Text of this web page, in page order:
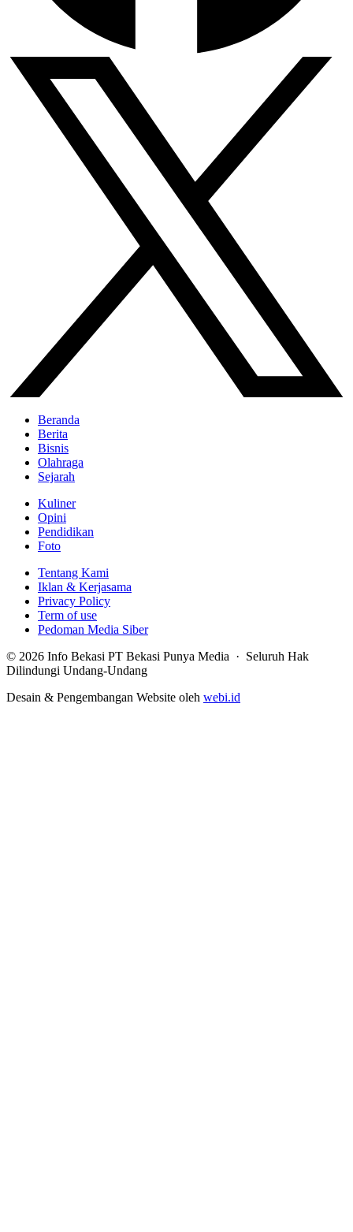
Beranda
Berita
Bisnis
Olahraga
Sejarah
Kuliner
Opini
Pendidikan
Foto
Tentang Kami
Iklan & Kerjasama
Privacy Policy
Term of use
Pedoman Media Siber
© 2026 Info Bekasi PT Bekasi Punya Media · Seluruh Hak
Dilindungi Undang-Undang
Desain & Pengembangan Website oleh webi.id